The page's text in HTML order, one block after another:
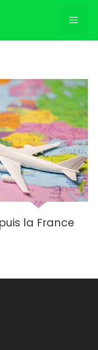
la France